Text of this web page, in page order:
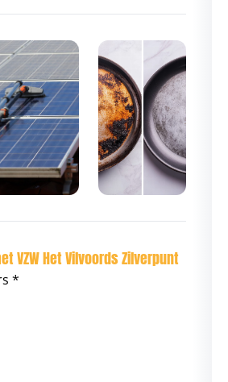
VZW Het Vilvoords Zilverpunt
*